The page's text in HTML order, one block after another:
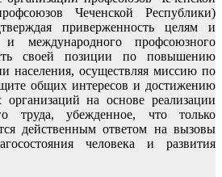
Чеченской Республики)
приверженность целям и
и международного профсоюзного
своей позиции по повышению
населения, осуществляя миссию по
общих интересов и достижению
на основе реализации
труда, убежденное, что только
действенным ответом на вызовы
человека и развития